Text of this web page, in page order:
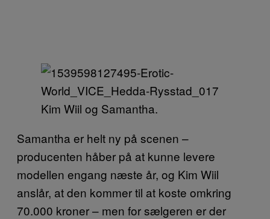
Kim Wiil og Samantha.
Samantha er helt ny på scenen –
producenten håber på at kunne levere
modellen engang næste år, og Kim Wiil
anslår, at den kommer til at koste omkring
70.000 kroner – men for sælgeren er der